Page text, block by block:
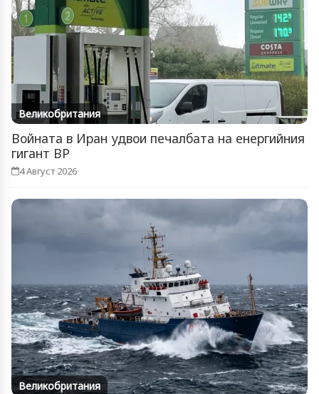
Великобритания
Войната в Иран удвои печалбата на енергийния
гигант BP
4 Август 2026
Великобритания